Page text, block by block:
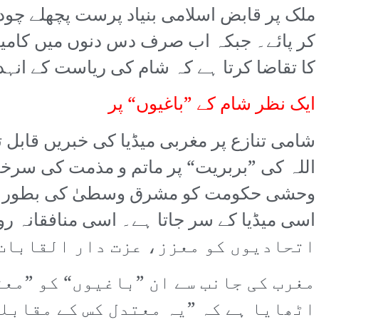
ملک پر قابض اسلامی بنیاد پرست پچھلے
کر پائے۔ جبکہ اب صرف دس دنوں میں
کا تقاضا کرتا ہے کہ شام کی ریاست کے
ایک نظر شام کے ”باغیوں“ پر
شامی تنازع پر مغربی میڈیا کی خبریں
اللہ کی ”بربریت“ پر ماتم و مذمت کی
وحشی حکومت کو مشرق وسطیٰ کی بطور
اتحادیوں کو معزز، عزت دار
مغرب کی جانب سے ان ”باغیوں“ کو
اٹھایا ہے کہ ”یہ معتدل کس کے